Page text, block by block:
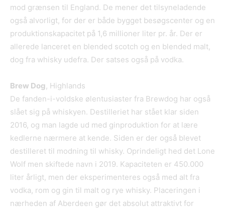
mod grænsen til England. De mener det tilsyneladende
også alvorligt, for der er både bygget besøgscenter og en
produktionskapacitet på 1,6 millioner liter pr. år. Der er
allerede lanceret en blended scotch og en blended malt,
dog fra whisky udefra. Der satses også på vodka.
Brew Dog, Highlands
De fanden-i-voldske ølentusiaster fra Brewdog har også
slået sig på whiskyen. Destilleriet har stået klar siden
2016, og man lagde ud med ginproduktion for at lære
kedlerne nærmere at kende. Siden er der også blevet
destilleret til modning til whisky. Oprindeligt hed det Lone
Wolf men skiftede navn i 2019. Kapaciteten er 450.000
liter årligt, men der eksperimenteres også med alt fra
vodka, rom og gin til malt og rye whisky. Placeringen i
nærheden af Aberdeen gør det absolut attraktivt for